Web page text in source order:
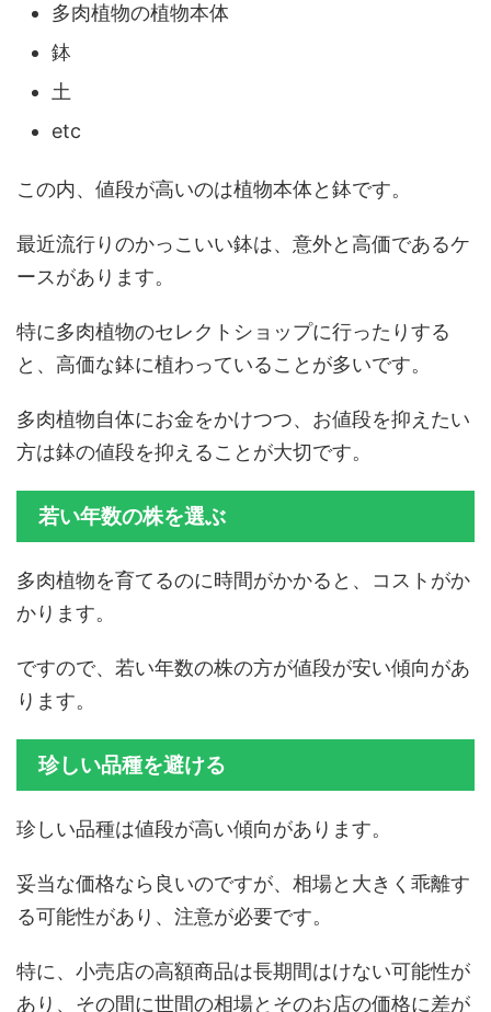
多肉植物の植物本体
鉢
土
etc
この内、値段が高いのは植物本体と鉢です。
最近流行りのかっこいい鉢は、意外と高価であるケ
ースがあります。
特に多肉植物のセレクトショップに行ったりする
と、高価な鉢に植わっていることが多いです。
多肉植物自体にお金をかけつつ、お値段を抑えたい
方は鉢の値段を抑えることが大切です。
若い年数の株を選ぶ
多肉植物を育てるのに時間がかかると、コストがか
かります。
ですので、若い年数の株の方が値段が安い傾向があ
ります。
珍しい品種を避ける
珍しい品種は値段が高い傾向があります。
妥当な価格なら良いのですが、相場と大きく乖離す
る可能性があり、注意が必要です。
特に、小売店の高額商品は長期間はけない可能性が
あり、その間に世間の相場とそのお店の価格に差が